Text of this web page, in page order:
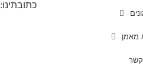
מאמן
קשר
כתובתינו: